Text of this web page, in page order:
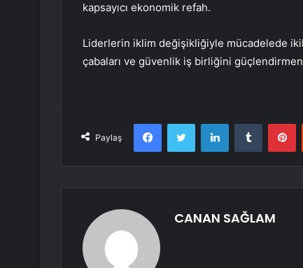
kapsayıcı ekonomik refah.
Liderlerin iklim değişikliğiyle mücadelede
çabaları ve güvenlik iş birliğini
Paylaş
FacebookTwitter LinkedInTumblr
CANAN SAĞLAM